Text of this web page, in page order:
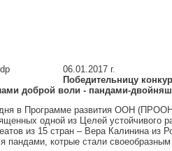
06.01.2017 г.
Победительницу
доброй воли - пандами-
в Программе развития ООН
одной из Целей устойчивого
из 15 стран – Вера Калинина из
пандами, котрые стали